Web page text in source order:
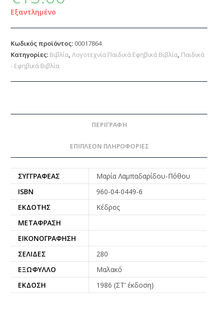
Εξαντλημένο
Κωδικός προϊόντος: 00017864
Κατηγορίες: Βιβλία,Λογοτεχνία Παιδικά Εφηβικά Βιβλία, Παιδικά
- Εφηβικά Βιβλία
ΠΕΡΙΓΡΑΦΉ
ΕΠΙΠΛΈΟΝ ΠΛΗΡΟΦΟΡΊΕΣ
ΣΥΓΓΡΑΦΈΑΣ
Μαρία Λαμπαδαρίδου-Πόθου
ISBN
960-04-0449-6
ΕΚΔΌΤΗΣ
Κέδρος
ΜΕΤΆΦΡΑΣΗ
ΕΙΚΟΝΟΓΡΆΦΗΣΗ
ΣΕΛΊΔΕΣ
280
ΕΞΏΦΥΛΛΟ
Μαλακό
ΈΚΔΟΣΗ
1986 (ΣΤ’ έκδοση)